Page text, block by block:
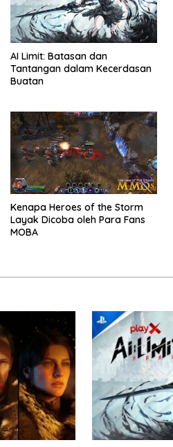
AI Limit: Batasan dan
Tantangan dalam Kecerdasan
Buatan
Kenapa Heroes of the Storm
Layak Dicoba oleh Para Fans
MOBA